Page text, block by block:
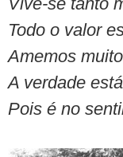
Todo o valor
Amemos
A verdade
Pois é no